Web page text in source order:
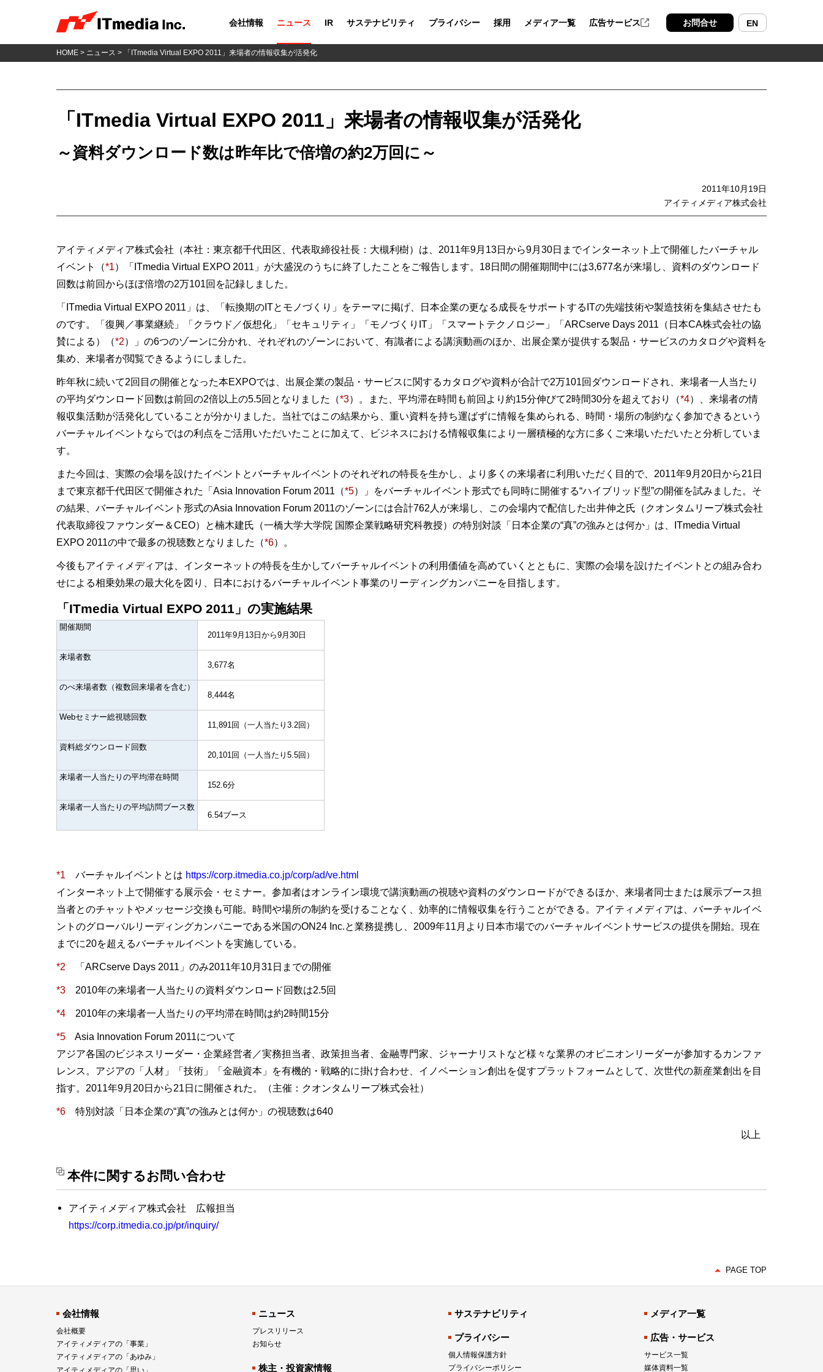
会社情報 ニュース IR サステナビリティ プライバシー 採用 メディア一覧 広告サービス お問合せ EN
HOME > ニュース > 「ITmedia Virtual EXPO 2011」来場者の情報収集が活発化
「ITmedia Virtual EXPO 2011」来場者の情報収集が活発化
～資料ダウンロード数は昨年比で倍増の約2万回に～
2011年10月19日
アイティメディア株式会社
アイティメディア株式会社（本社：東京都千代田区、代表取締役社長：大槻利樹）は、2011年9月13日から9月30日までインターネット上で開催したバーチャル
イベント（*1 ）「ITmedia Virtual EXPO 2011」が大盛況のうちに終了したことをご報告します。18日間の開催期間中には3,677名が来場し、資料のダウンロード
回数は前回からほぼ倍増の2万101回を記録しました。
「ITmedia Virtual EXPO 2011」は、「転換期のITとモノづくり」をテーマに掲げ、日本企業の更なる成長をサポートするITの先端技術や製造技術を集結させたも
のです。「復興／事業継続」「クラウド／仮想化」「セキュリティ」「モノづくりIT」「スマートテクノロジー」「ARCserve Days 2011（日本CA株式会社の協
賛による）（*2）」の6つのゾーンに分かれ、それぞれのゾーンにおいて、有識者による講演動画のほか、出展企業が提供する製品・サービスのカタログや資料を
集め、来場者が閲覧できるようにしました。
昨年秋に続いて2回目の開催となった本EXPOでは、出展企業の製品・サービスに関するカタログや資料が合計で2万101回ダウンロードされ、来場者一人当たり
の平均ダウンロード回数は前回の2倍以上の5.5回となりました（*3）。また、平均滞在時間も前回より約15分伸びて2時間30分を超えており（*4）、来場者の情
報収集活動が活発化していることが分かりました。当社ではこの結果から、重い資料を持ち運ばずに情報を集められる、時間・場所の制約なく参加できるという
バーチャルイベントならではの利点をご活用いただいたことに加えて、ビジネスにおける情報収集により一層積極的な方に多くご来場いただいたと分析していま
す。
また今回は、実際の会場を設けたイベントとバーチャルイベントのそれぞれの特長を生かし、より多くの来場者に利用いただく目的で、2011年9月20日から21日
まで東京都千代田区で開催された「Asia Innovation Forum 2011（*5）」をバーチャルイベント形式でも同時に開催する“ハイブリッド型”の開催を試みました。そ
の結果、バーチャルイベント形式のAsia Innovation Forum 2011のゾーンには合計762人が来場し、この会場内で配信した出井伸之氏（クオンタムリープ株式会社
代表取締役ファウンダー＆CEO）と楠木建氏（一橋大学大学院 国際企業戦略研究科教授）の特別対談「日本企業の“真”の強みとは何か」は、ITmedia Virtual
EXPO 2011の中で最多の視聴数となりました（*6）。
今後もアイティメディアは、インターネットの特長を生かしてバーチャルイベントの利用価値を高めていくとともに、実際の会場を設けたイベントとの組み合わ
せによる相乗効果の最大化を図り、日本におけるバーチャルイベント事業のリーディングカンパニーを目指します。
「ITmedia Virtual EXPO 2011」の実施結果
開催期間
2011年9月13日から9月30日
来場者数
3,677名
のべ来場者数（複数回来場者を含む）
8,444名
Webセミナー総視聴回数
11,891回（一人当たり3.2回）
資料総ダウンロード回数
20,101回（一人当たり5.5回）
来場者一人当たりの平均滞在時間
152.6分
来場者一人当たりの平均訪問ブース数
6.54ブース
*1 バーチャルイベントとは https://corp.itmedia.co.jp/corp/ad/ve.html
インターネット上で開催する展示会・セミナー。参加者はオンライン環境で講演動画の視聴や資料のダウンロードができるほか、来場者同士または展示ブース担
当者とのチャットやメッセージ交換も可能。時間や場所の制約を受けることなく、効率的に情報収集を行うことができる。アイティメディアは、バーチャルイベ
ントのグローバルリーディングカンパニーである米国のON24 Inc.と業務提携し、2009年11月より日本市場でのバーチャルイベントサービスの提供を開始。現在
までに20を超えるバーチャルイベントを実施している。
*2 「ARCserve Days 2011」のみ2011年10月31日までの開催
*3 2010年の来場者一人当たりの資料ダウンロード回数は2.5回
*4 2010年の来場者一人当たりの平均滞在時間は約2時間15分
*5 Asia Innovation Forum 2011について
アジア各国のビジネスリーダー・企業経営者／実務担当者、政策担当者、金融専門家、ジャーナリストなど様々な業界のオピニオンリーダーが参加するカンファ
レンス。アジアの「人材」「技術」「金融資本」を有機的・戦略的に掛け合わせ、イノベーション創出を促すプラットフォームとして、次世代の新産業創出を目
指す。2011年9月20日から21日に開催された。（主催：クオンタムリープ株式会社）
*6 特別対談「日本企業の“真”の強みとは何か」の視聴数は640
以上
本件に関するお問い合わせ
アイティメディア株式会社 広報担当
https://corp.itmedia.co.jp/pr/inquiry/
PAGE TOP
会社情報
会社概要
アイティメディアの「事業」
アイティメディアの「あゆみ」
アイティメディアの「思い」
ニュース
プレスリリース
お知らせ
株主・投資家情報
サステナビリティ
プライバシー
個人情報保護方針
プライバシーポリシー
メディア一覧
広告・サービス
サービス一覧
媒体資料一覧